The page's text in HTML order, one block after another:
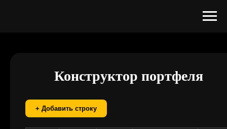
Конструктор портфеля
+ Добавить строку